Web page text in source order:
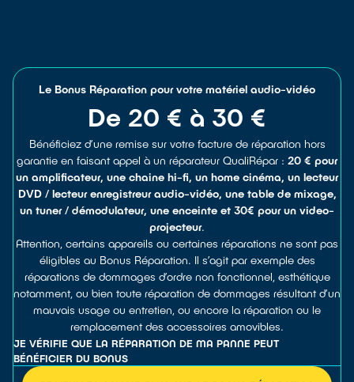
Le Bonus Réparation pour votre matériel audio-vidéo
De 20 € à 30 €
Bénéficiez d’une remise sur votre facture de réparation hors
garantie en faisant appel à un réparateur QualiRépar : 20 € pour
un amplificateur, une chaine hi-fi, un home cinéma, un lecteur
DVD / lecteur enregistreur audio-vidéo, une table de mixage,
un tuner / démodulateur, une enceinte et 30€ pour un video-
projecteur.
Attention, certains appareils ou certaines réparations ne sont pas
éligibles au Bonus Réparation. Il s’agit par exemple des
réparations de dommages d’ordre non fonctionnel, esthétique
notamment, ou bien toute réparation de dommages résultant d’un
mauvais usage ou entretien, ou encore la réparation ou le
remplacement des accessoires amovibles.
JE VÉRIFIE QUE LA RÉPARATION DE MA PANNE PEUT
BÉNÉFICIER DU BONUS